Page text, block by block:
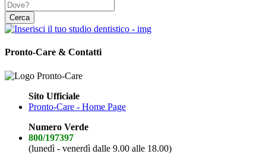
Pronto-Care & Contatti
Sito Ufficiale
Pronto-Care - Home Page
Numero Verde
800/197397
(lunedì - venerdì dalle 9.00 alle 18.00)